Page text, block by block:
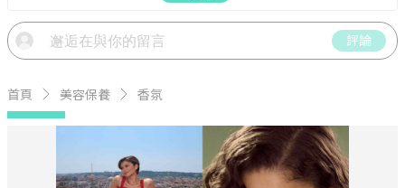
評論
首頁 美容保養 香氛